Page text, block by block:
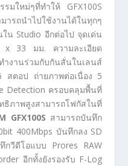
มใหม่ๆที่ทำให้ GFX100S
ารถนำไปใช้งานได้ในทุกๆ
น Studio อีกต่อไป จุดเด่น
x 33 มม. ความละเอียด
านร่วมกับกันสั่นในเลนส์
สตอป ถ่ายภาพต่อเนื่อง 5
Detection ครอบคลุมพื้นที่
ภาพสูงสามารถโฟกัสในที่
GFX100S สามารถบันทึก
400Mbps บันทึกลง SD
กวีดีโอแบบ Prores RAW
อีกทั้งยังรองรับ F-Log